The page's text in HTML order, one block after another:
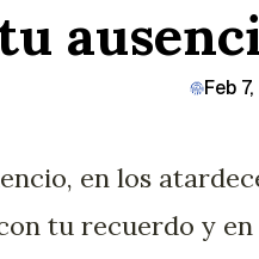
Feb
en los
tu recuerdo y en